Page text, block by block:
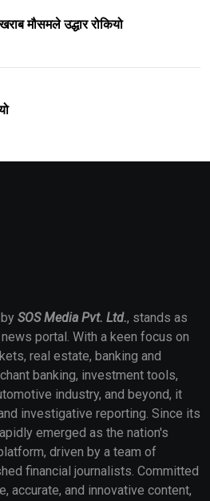
मौसमले उद्धार रोकियो
SOS Media Pvt. Ltd., stands as
portal. With a keen focus on
real estate, banking and
banking, investment tools,
industry, and beyond, it
investigative reporting. Since its
emerged as the nation's
driven by a team of
financial journalists. Committed
accurate, and innovative content,